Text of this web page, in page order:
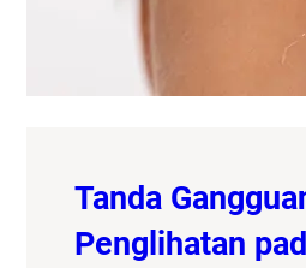
Tanda
Penglihatan